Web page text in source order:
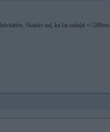
Skaidrs tad, ka šai sadaļai +/-200eur